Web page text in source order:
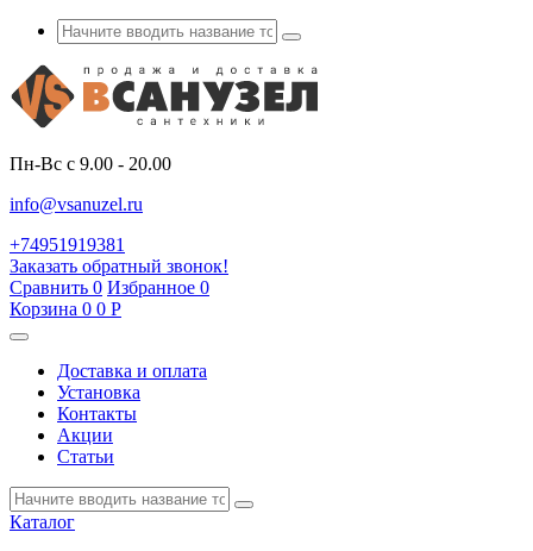
Пн-Вс с 9.00 - 20.00
info@vsanuzel.ru
+74951919381
Заказать обратный звонок!
Сравнить 0 Избранное 0
Корзина 0 0 Р
Доставка и оплата
Установка
Контакты
Акции
Статьи
Каталог